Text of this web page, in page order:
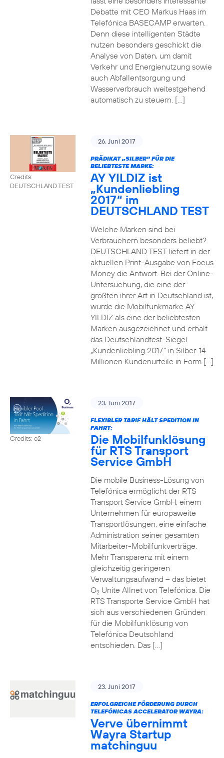
Debatte mit CEO Markus Haas im
Telefónica BASECAMP erwarten.
Denn diese intelligenten Städte
nutzen besonders geschickt die
Analyse von Daten, um damit
Verkehr und Energienutzung sowie
auch Abfallentsorgung und
Wasserverbrauch weitestgehend
automatisch zu steuern. […]
Credits:
DEUTSCHLAND TEST
26. Juni 2017
PRÄDIKAT „SILBER“ FÜR DIE
BELIEBTESTE MARKE:
AY YILDIZ ist
„Kundenliebling
2017“ im
DEUTSCHLAND TEST
Welche Marken sind bei
Verbrauchern besonders beliebt?
DEUTSCHLAND TEST liefert in der
aktuellen Print-Ausgabe von Focus
Money die Antwort. Bei der Online-
Untersuchung, die eine der
größten ihrer Art in Deutschland ist,
wurde die Mobilfunkmarke AY
YILDIZ als eine der beliebtesten
Marken ausgezeichnet und erhält
das Deutschlandtest-Siegel
„Kundenliebling 2017“ in Silber. 14
Millionen Kundenurteile in Form […]
Credits: o2
23. Juni 2017
FLEXIBLER TARIF HÄLT SPEDITION IN
FAHRT:
Die Mobilfunklösung
für RTS Transport
Service GmbH
Die mobile Business-Lösung von
Telefónica ermöglicht der RTS
Transport Service GmbH, einem
Unternehmen für europaweite
Transportlösungen, eine einfache
Administration seiner gesamten
Mitarbeiter-Mobilfunkverträge.
Mehr Transparenz mit einem
gleichzeitig geringeren
Verwaltungsaufwand – das bietet
O2Unite Allnet von Telefónica. Die
RTS Transporte Service GmbH hat
sich aus verschiedenen Gründen
für die Mobilfunklösung von
Telefónica Deutschland
entschieden. Das […]
23. Juni 2017
ERFOLGREICHE FÖRDERUNG DURCH
TELEFÓNICAS ACCELERATOR WAYRA:
Verve übernimmt
Wayra Startup
matchinguu